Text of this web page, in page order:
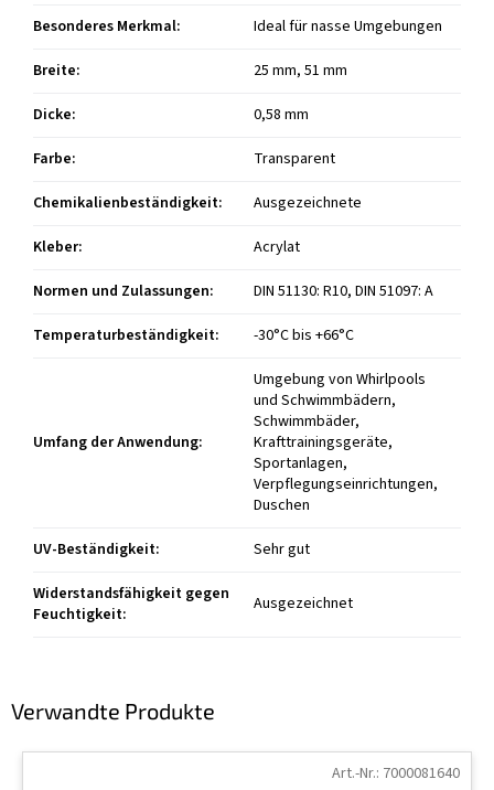
Verwandte Produkte
Art.-Nr.: 7000081640
Besonderes Merkmal:
Ideal für nasse Umgebungen
Breite:
25 mm, 51 mm
Dicke:
0,58 mm
Farbe:
Transparent
Chemikalienbeständigkeit:
Ausgezeichnete
Kleber:
Acrylat
Normen und Zulassungen:
DIN 51130: R10, DIN 51097: A
Temperaturbeständigkeit: -30°C bis +66°C
Umfang der Anwendung:
Umgebung von Whirlpools
und Schwimmbädern,
Schwimmbäder,
Krafttrainingsgeräte,
Sportanlagen,
Verpflegungseinrichtungen,
Duschen
UV-Beständigkeit:
Sehr gut
Widerstandsfähigkeit gegen
Feuchtigkeit: Ausgezeichnet